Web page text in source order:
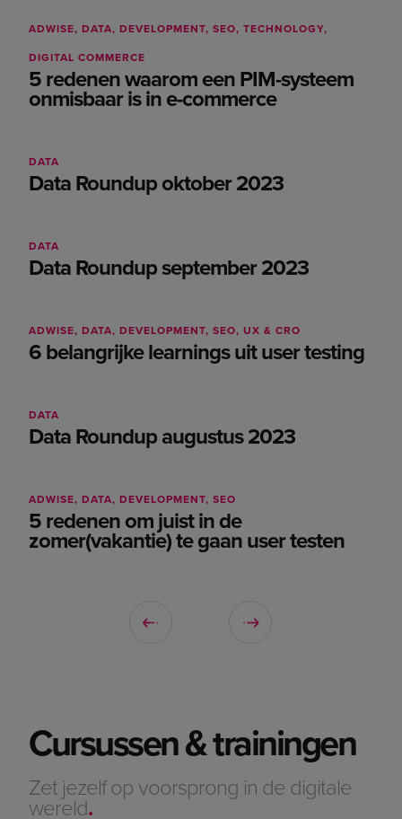
ADWISE DATA DEVELOPMENT SEO TECHNOLOGY
DIGITAL COMMERCE
5 redenen waarom een PIM-systeem
onmisbaar is in e-commerce
DATA
Data Roundup oktober 2023
DATA
Data Roundup september 2023
ADWISE DATA DEVELOPMENT SEO UX & CRO
6 belangrijke learnings uit user testing
DATA
Data Roundup augustus 2023
ADWISE DATA DEVELOPMENT SEO
5 redenen om juist in de
zomer(vakantie) te gaan user testen
Advertising
Adwise
AI
Branding
Data
Development
Digital marketing
Diversity, Equity & Inclusion
LAB
Life at Adwise
Recruitment
SEO
Social
Technology
Cursussen & trainingen
Zet jezelf op voorsprong in de digitale
wereld.